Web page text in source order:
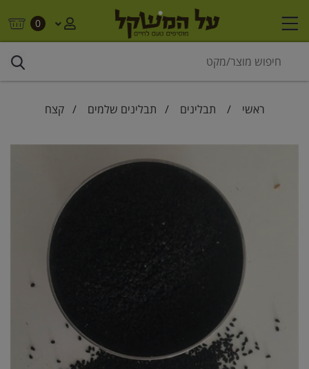
0
ראשי / תבלינים / תבלינים שלמים / קצח